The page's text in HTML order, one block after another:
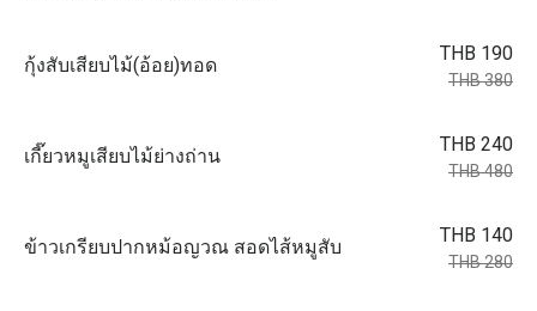
กุ้งสับเสียบไม้(อ้อย)ทอด
THB 190
THB 380
เกี๊ยวหมูเสียบไม้ย่างถ่าน
THB 240
THB 480
ข้าวเกรียบปากหม้อญวณ สอดไส้หมูสับ
THB 140
THB 280